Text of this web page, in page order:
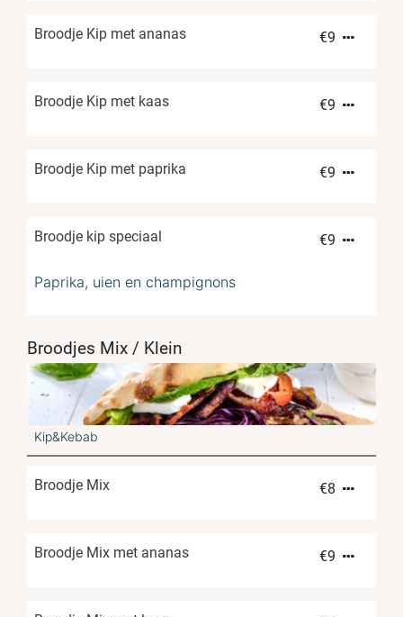
Broodje Kip met ananas €9
Broodje Kip met kaas €9
Broodje Kip met paprika €9
Broodje kip speciaal €9
Paprika, uien en champignons
Broodjes Mix / Klein
Kip&Kebab
Broodje Mix €8
Broodje Mix met ananas €9